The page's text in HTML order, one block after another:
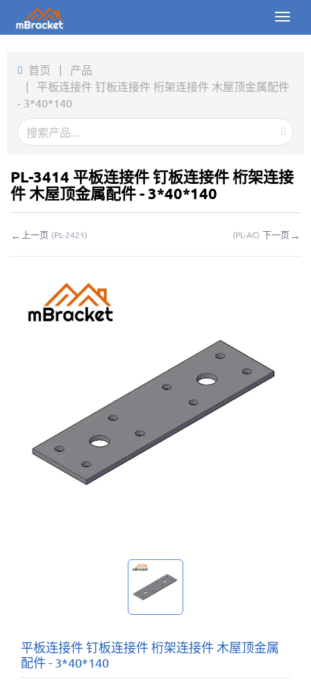
Toggle
产品
新闻
关于我们
下载
在线询价
我的询价
首页 | 产品
| 平板连接件 钉板连接件 桁架连接件 木屋顶金属配件
- 3*40*140
PL-3414 平板连接件 钉板连接件 桁架连接
件 木屋顶金属配件 - 3*40*140
← 上一页 (PL-2421) (PL-AC) 下一页 →
平板连接件 钉板连接件 桁架连接件 木屋顶金属
配件 - 3*40*140